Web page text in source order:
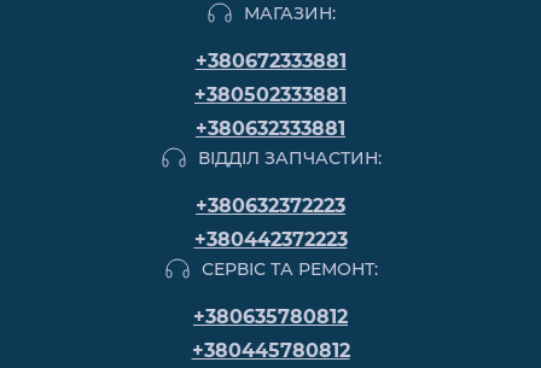
МАГАЗИН:
+380672333881
+380502333881
+380632333881
ВІДДІЛ ЗАПЧАСТИН:
+380632372223
+380442372223
СЕРВІС ТА РЕМОНТ:
+380635780812
+380445780812